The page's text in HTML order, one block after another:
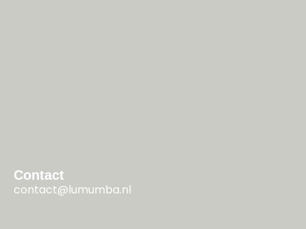
Contact
contact@lumumba.nl